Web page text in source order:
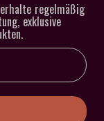
regelmäßig
exklusive